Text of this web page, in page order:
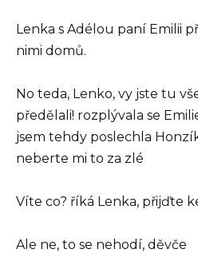
Lenka s Adélou paní Emilii
nimi domů.
No teda, Lenko, vy jste tu
předělali! rozplývala se
jsem tehdy poslechla
neberte mi to za zlé
Víte co? říká Lenka, přijďte
Ale ne, to se nehodí, děvče